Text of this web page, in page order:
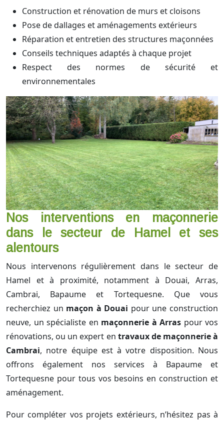
Construction et rénovation de murs et cloisons
Pose de dallages et aménagements extérieurs
Réparation et entretien des structures maçonnées
Conseils techniques adaptés à chaque projet
Respect des normes de sécurité et
environnementales
Nos interventions en maçonnerie
dans le secteur de Hamel et ses
alentours
Nous intervenons régulièrement dans le secteur de
Hamel et à proximité, notamment à Douai, Arras,
Cambrai, Bapaume et Tortequesne. Que vous
recherchiez un maçon à Douai pour une construction
neuve, un spécialiste en maçonnerie à Arras pour vos
rénovations, ou un expert en travaux de maçonnerie à
Cambrai, notre équipe est à votre disposition. Nous
offrons également nos services à Bapaume et
Tortequesne pour tous vos besoins en construction et
aménagement.
Pour compléter vos projets extérieurs, n’hésitez pas à